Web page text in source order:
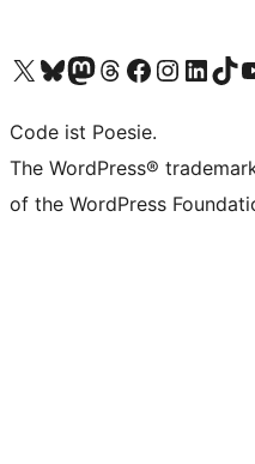
Unser X-Konto (früher Twitter) besuchen
Unser Bluesky-Konto besuchen
Unser Mastodon-Konto besuchen
Unser Threads-Konto besuchen
Unsere Facebook-Seite besuchen
Unser Instagram-Konto
Unser LinkedIn-
Unser
Code ist Poesie.
The WordPress®
of the WordPress